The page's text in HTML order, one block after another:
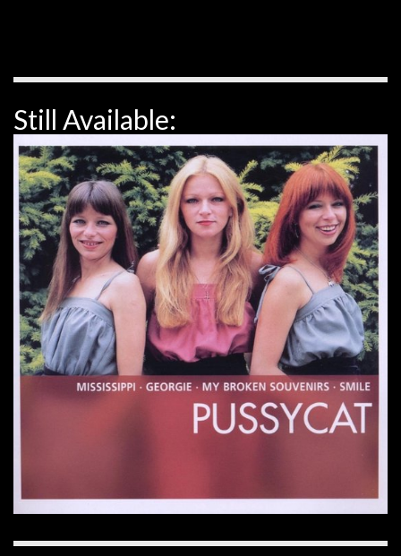
Still Available: